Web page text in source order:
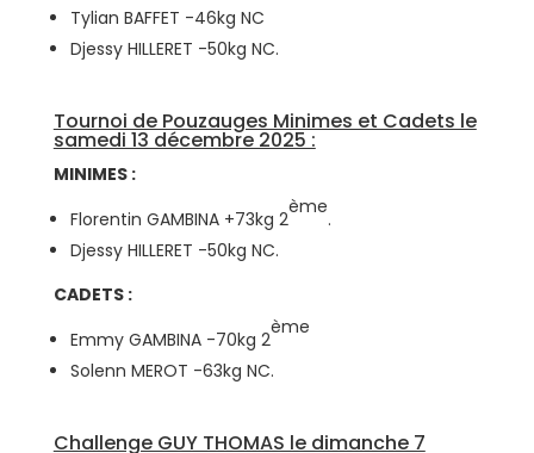
Tylian BAFFET -46kg NC
Djessy HILLERET -50kg NC.
Tournoi de Pouzauges Minimes et Cadets le
samedi 13 décembre 2025 :
MINIMES :
Florentin GAMBINA +73kg 2
ème
.
Djessy HILLERET -50kg NC.
CADETS :
Emmy GAMBINA -70kg 2
ème
Solenn MEROT -63kg NC.
Challenge GUY THOMAS le dimanche 7